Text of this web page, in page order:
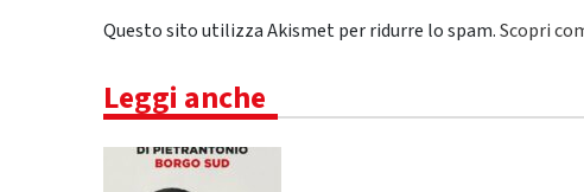
Questo sito utilizza Akismet per ridurre lo spam.Scopri
Leggi anche